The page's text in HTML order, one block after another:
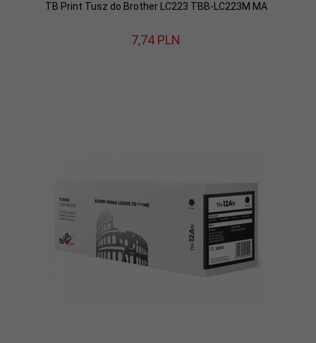
TB Print Tusz do Brother LC223 TBB-LC223M MA
7,74 PLN